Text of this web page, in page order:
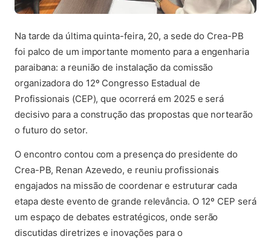
Na tarde da última quinta-feira, 20, a sede do Crea-PB
foi palco de um importante momento para a engenharia
paraibana: a reunião de instalação da comissão
organizadora do 12º Congresso Estadual de
Profissionais (CEP), que ocorrerá em 2025 e será
decisivo para a construção das propostas que nortearão
o futuro do setor.
O encontro contou com a presença do presidente do
Crea-PB, Renan Azevedo, e reuniu profissionais
engajados na missão de coordenar e estruturar cada
etapa deste evento de grande relevância. O 12º CEP será
um espaço de debates estratégicos, onde serão
discutidas diretrizes e inovações para o